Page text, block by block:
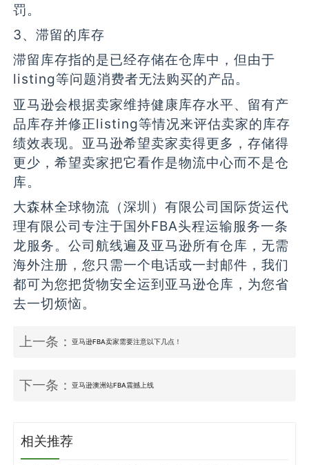
罚。
3、滞留的库存
滞留库存指的是已经存储在仓库中，但由于
listing等问题消费者无法购买的产品。
亚马逊会根据卖家维持健康库存水平、留有产
品库存并修正listing等情况来评估卖家的库存
绩效表现。亚马逊希望卖家卖得更多，存储得
更少，希望卖家把它看作是物流中心而不是仓
库。
大森林全球物流（深圳）有限公司国际货运代
理有限公司专注于国外FBA头程运输服务一条
龙服务。公司航线遍及亚马逊所有仓库，无需
海外注册，您只需一个电话或一封邮件，我们
都可为您把货物安全运到亚马逊仓库，为您省
去一切烦恼。
上一条：亚马逊FBA卖家需要注意以下几点！
下一条：亚马逊澳洲站FBA震撼上线
相关推荐